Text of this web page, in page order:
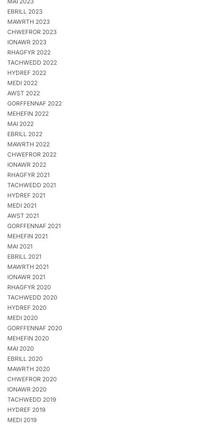
EBRILL 2023
MAWRTH 2023
CHWEFROR 2023
IONAWR 2023
RHAGFYR 2022
TACHWEDD 2022
HYDREF 2022
MEDI 2022
AWST 2022
GORFFENNAF 2022
MEHEFIN 2022
MAI 2022
EBRILL 2022
MAWRTH 2022
CHWEFROR 2022
IONAWR 2022
RHAGFYR 2021
TACHWEDD 2021
HYDREF 2021
MEDI 2021
AWST 2021
GORFFENNAF 2021
MEHEFIN 2021
MAI 2021
EBRILL 2021
MAWRTH 2021
IONAWR 2021
RHAGFYR 2020
TACHWEDD 2020
HYDREF 2020
MEDI 2020
GORFFENNAF 2020
MEHEFIN 2020
MAI 2020
EBRILL 2020
MAWRTH 2020
CHWEFROR 2020
IONAWR 2020
TACHWEDD 2019
HYDREF 2019
MEDI 2019